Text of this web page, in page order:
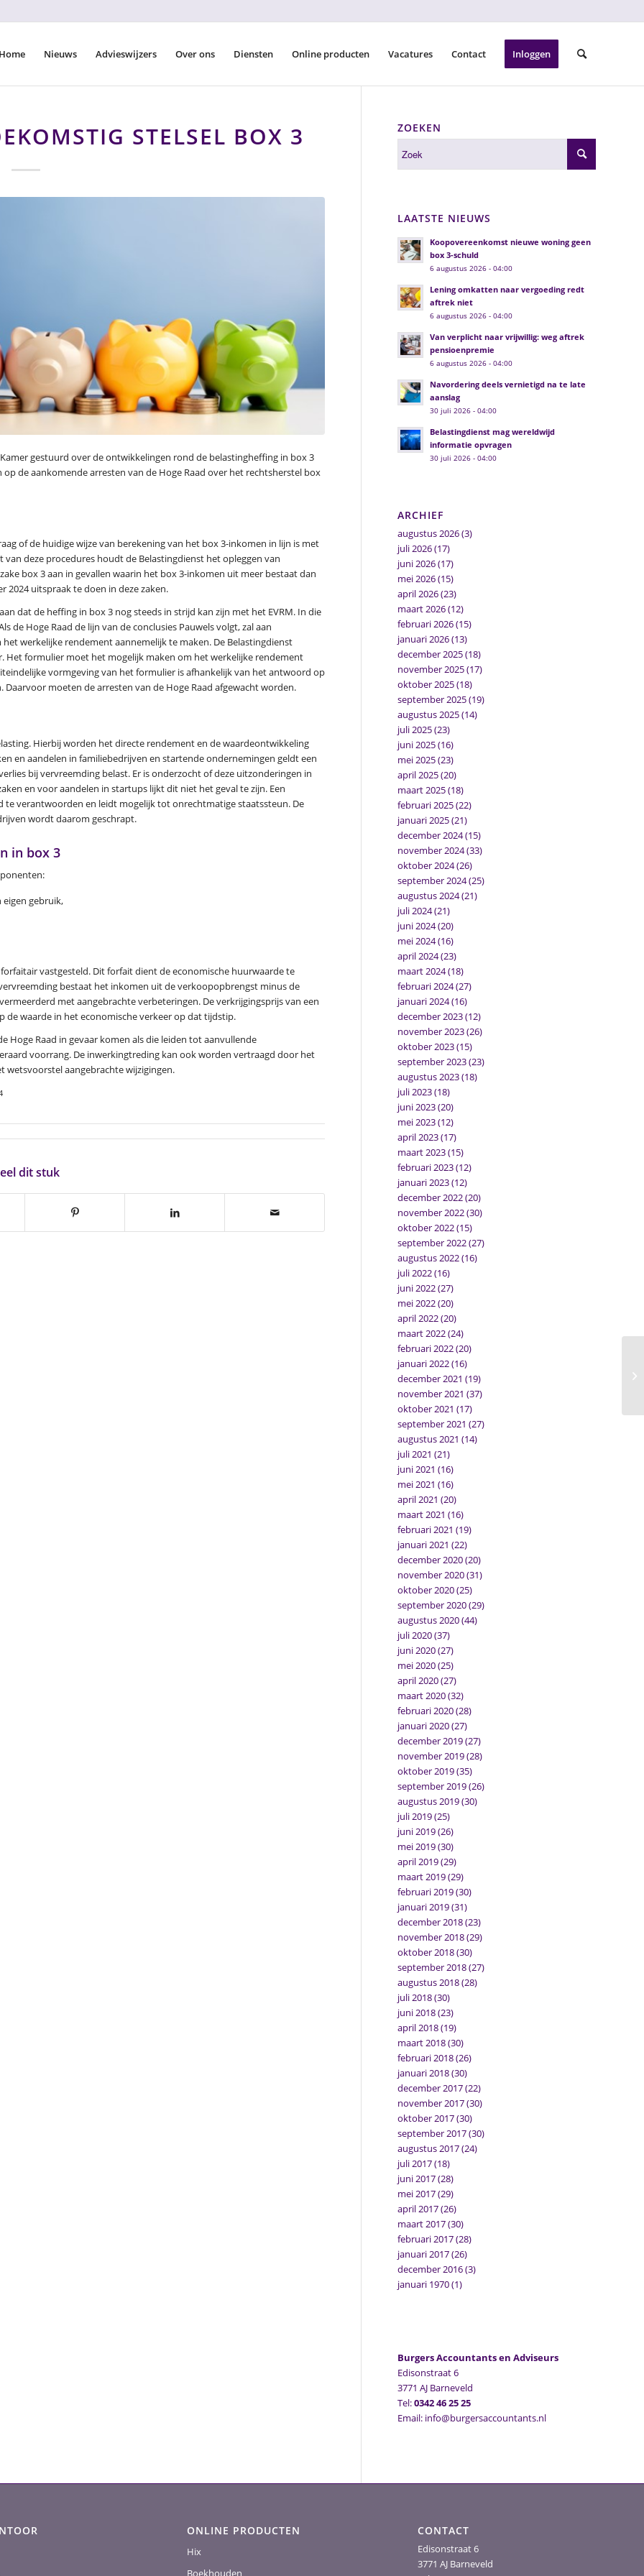
Home Nieuws Advieswijzers Over ons Diensten Online producten Vacatures Contact Inloggen
STELSEL BOX 3
gestuurd over de ontwikkelingen rond de belastingheffing in box 3
de aankomende arresten van de Hoge Raad over het rechtsherstel box
of de huidige wijze van berekening van het box 3-inkomen in lijn is met
deze procedures houdt de Belastingdienst het opleggen van
box 3 aan in gevallen waarin het box 3-inkomen uit meer bestaat dan
2024 uitspraak te doen in deze zaken.
dat de heffing in box 3 nog steeds in strijd kan zijn met het EVRM. In die
de Hoge Raad de lijn van de conclusies Pauwels volgt, zal aan
werkelijke rendement aannemelijk te maken. De Belastingdienst
Het formulier moet het mogelijk maken om het werkelijke rendement
vormgeving van het formulier is afhankelijk van het antwoord op
moeten de arresten van de Hoge Raad afgewacht worden.
Hierbij worden het directe rendement en de waardeontwikkeling
en aandelen in familiebedrijven en startende ondernemingen geldt een
bij vervreemding belast. Er is onderzocht of deze uitzonderingen in
en voor aandelen in startups lijkt dit niet het geval te zijn. Een
verantwoorden en leidt mogelijk tot onrechtmatige staatssteun. De
wordt daarom geschrapt.
in box 3
gebruik,
vastgesteld. Dit forfait dient de economische huurwaarde te
bestaat het inkomen uit de verkoopopbrengst minus de
met aangebrachte verbeteringen. De verkrijgingsprijs van een
de waarde in het economische verkeer op dat tijdstip.
Hoge Raad in gevaar komen als die leiden tot aanvullende
voorrang. De inwerkingtreding kan ook worden vertraagd door het
wetsvoorstel aangebrachte wijzigingen.
dit stuk
ZOEKEN
LAATSTE NIEUWS
Koopovereenkomst nieuwe woning geen
box 3-schuld
6 augustus 2026 - 04:00
Lening omkatten naar vergoeding redt
aftrek niet
6 augustus 2026 - 04:00
Van verplicht naar vrijwillig: weg aftrek
pensioenpremie
6 augustus 2026 - 04:00
Navordering deels vernietigd na te late
aanslag
30 juli 2026 - 04:00
Belastingdienst mag wereldwijd
informatie opvragen
30 juli 2026 - 04:00
ARCHIEF
augustus 2026(3)
juli 2026(17)
juni 2026(17)
mei 2026(15)
april 2026(23)
maart 2026(12)
februari 2026(15)
januari 2026(13)
december 2025(18)
november 2025(17)
oktober 2025(18)
september 2025(19)
augustus 2025(14)
juli 2025(23)
juni 2025(16)
mei 2025(23)
april 2025(20)
maart 2025(18)
februari 2025(22)
januari 2025(21)
december 2024(15)
november 2024(33)
oktober 2024(26)
september 2024(25)
augustus 2024(21)
juli 2024(21)
juni 2024(20)
mei 2024(16)
april 2024(23)
maart 2024(18)
februari 2024(27)
januari 2024(16)
december 2023(12)
november 2023(26)
oktober 2023(15)
september 2023(23)
augustus 2023(18)
juli 2023(18)
juni 2023(20)
mei 2023(12)
april 2023(17)
maart 2023(15)
februari 2023(12)
januari 2023(12)
december 2022(20)
november 2022(30)
oktober 2022(15)
september 2022(27)
augustus 2022(16)
juli 2022(16)
juni 2022(27)
mei 2022(20)
april 2022(20)
maart 2022(24)
februari 2022(20)
januari 2022(16)
december 2021 (19)
november 2021 (37)
oktober 2021 (17)
september 2021 (27)
augustus 2021 (14)
juli 2021 (21)
juni 2021 (16)
mei 2021 (16)
april 2021 (20)
maart 2021 (16)
februari 2021 (19)
januari 2021 (22)
december 2020(20)
november 2020(31)
oktober 2020(25)
september 2020(29)
augustus 2020(44)
juli 2020(37)
juni 2020(27)
mei 2020(25)
april 2020(27)
maart 2020(32)
februari 2020(28)
januari 2020(27)
december 2019(27)
november 2019(28)
oktober 2019(35)
september 2019(26)
augustus 2019(30)
juli 2019(25)
juni 2019(26)
mei 2019(30)
april 2019(29)
maart 2019(29)
februari 2019(30)
januari 2019(31)
december 2018(23)
november 2018(29)
oktober 2018(30)
september 2018(27)
augustus 2018(28)
juli 2018(30)
juni 2018(23)
april 2018(19)
maart 2018(30)
februari 2018(26)
januari 2018(30)
december 2017(22)
november 2017(30)
oktober 2017(30)
september 2017(30)
augustus 2017(24)
juli 2017(18)
juni 2017(28)
mei 2017(29)
april 2017(26)
maart 2017(30)
februari 2017(28)
januari 2017(26)
december 2016(3)
januari 1970(1)
Burgers Accountants en Adviseurs
Edisonstraat 6
3771 AJ Barneveld
Tel:0342 46 25 25
Email: info@burgersaccountants.nl
ONLINE PRODUCTEN
Hix
Boekhouden
CONTACT
Edisonstraat 6
3771 AJ Barneveld